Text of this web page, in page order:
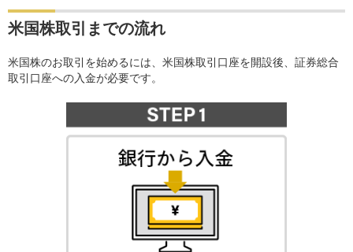
米国株取引までの流れ
米国株のお取引を始めるには、米国株取引口座を開設後、証券総合
取引口座への入金が必要です。